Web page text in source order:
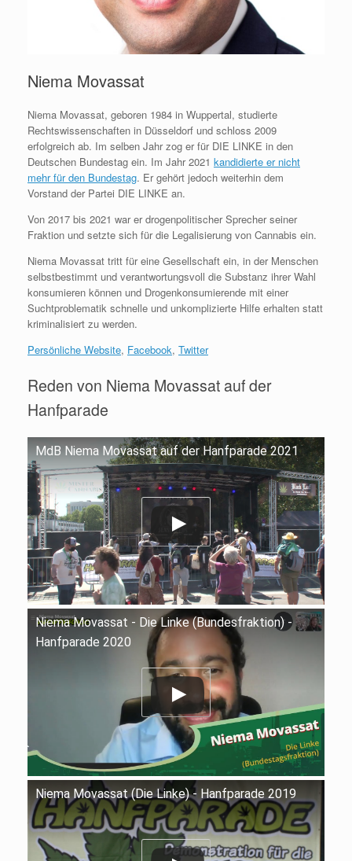
Niema Movassat
Niema Movassat, geboren 1984 in Wuppertal, studierte
Rechtswissenschaften in Düsseldorf und schloss 2009
erfolgreich ab. Im selben Jahr zog er für DIE LINKE in den
Deutschen Bundestag ein. Im Jahr 2021 kandidierte er nicht
mehr für den Bundestag. Er gehört jedoch weiterhin dem
Vorstand der Partei DIE LINKE an.
Von 2017 bis 2021 war er drogenpolitischer Sprecher seiner
Fraktion und setzte sich für die Legalisierung von Cannabis ein.
Niema Movassat tritt für eine Gesellschaft ein, in der Menschen
selbstbestimmt und verantwortungsvoll die Substanz ihrer Wahl
konsumieren können und Drogenkonsumierende mit einer
Suchtproblematik schnelle und unkomplizierte Hilfe erhalten statt
kriminalisiert zu werden.
Persönliche Website, Facebook, Twitter
Reden von Niema Movassat auf der
Hanfparade
MdB Niema Movassat auf der Hanfparade 2021
Niema Movassat - Die Linke (Bundesfraktion) -
Hanfparade 2020
Niema Movassat (Die Linke) - Hanfparade 2019